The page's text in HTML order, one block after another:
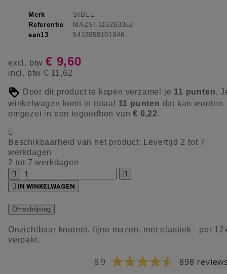
Merk
SIBEL
Referentie
MAZSI-115263352
ean13
5412058101946
excl. btw € 9,60
incl. btw € 11,62
Door dit product te kopen verzamel je 11 punten.
winkelwagen komt in totaal 11 punten dat kan worden
omgezet in een tegoedbon van€ 0,22.

Beschikbaarheid van het product:
Levertijd 2 tot 7
werkdagen
2 tot 7 werkdagen


 IN WINKELWAGEN
Omschrijving
Onzichtbaar knotnet, fijne mazen, met elastiek - per
verpakt.
8.9 898